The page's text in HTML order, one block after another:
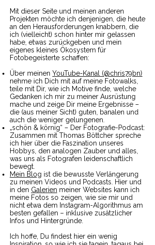
Mit dieser Seite und meinen anderen
Projekten möchte ich denjenigen, die heute
an den Herausforderungen knabbern, die
ich (vielleicht) schon hinter mir gelassen
habe, etwas zurückgeben und mein
eigenes kleines Ökosystem für
Fotobegeisterte schaffen:
Über meinen YouTube-Kanal (@chris79bn)
nehme ich Dich mit auf meine Fotowalks,
teile mit Dir, wie ich Motive finde, welche
Gedanken ich mir zu meiner Ausrüstung
mache und zeige Dir meine Ergebnisse –
die (aus meiner Sicht) guten, banalen und
auch die weniger gelungenen.
„schön & körnig“ – Der Fotografie-Podcast:
Zusammen mit Thomas Böttcher spreche
ich hier über die Faszination unseres
Hobbys, den analogen Zauber und alles,
was uns als Fotografen leidenschaftlich
bewegt.
Mein Blog ist die bewusste Verlängerung
zu meinen Videos und Podcasts. Hier und
in den Galerien meiner Websites kann ich
meine Fotos so zeigen, wie sie mir und
nicht etwa dem Instagram-Algorithmus am
besten gefallen – inklusive zusätzlicher
Infos und Hintergründe.
Ich hoffe, Du findest hier ein wenig